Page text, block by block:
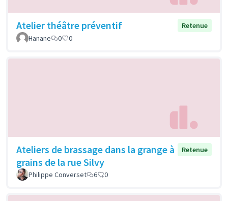
Atelier théâtre préventif
Retenue
Hanane
0 0
Ateliers de brassage dans la grange à
grains de la rue Silvy
Retenue
Philippe Converset 6 0